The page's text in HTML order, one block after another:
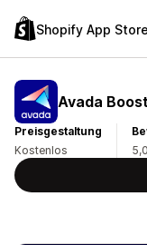
Shopify App Store
Avada
Preisgestaltung
Kostenlos
5,0